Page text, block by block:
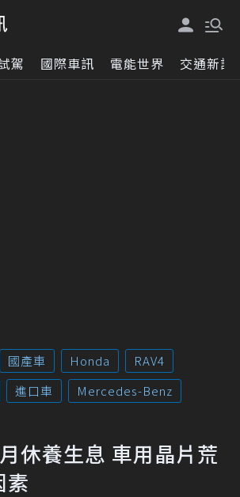
駕 國際車訊 電能世界 交通新訊
國產車 Honda
RAV4
進口車
Mercedes-Benz
休養生息 車用晶片荒
素